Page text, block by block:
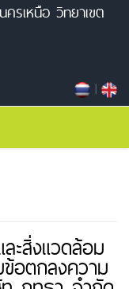
ครเหนือ วิทยาเขต
|
ะสิ่งแวดล้อม
อตกลงความ